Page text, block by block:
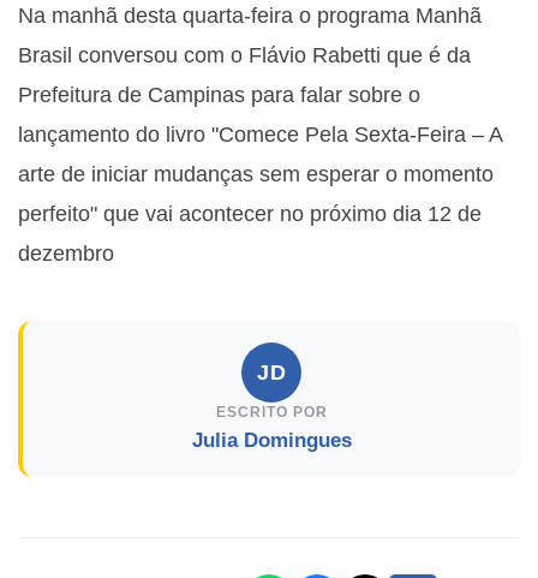
Na manhã desta quarta-feira o programa Manhã
Brasil conversou com o Flávio Rabetti que é da
Prefeitura de Campinas para falar sobre o
lançamento do livro "Comece Pela Sexta-Feira – A
arte de iniciar mudanças sem esperar o momento
perfeito" que vai acontecer no próximo dia 12 de
dezembro
JD
ESCRITO POR
Julia Domingues